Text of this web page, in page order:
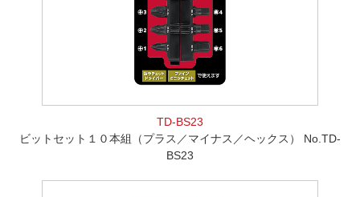
TD-BS23
ビットセット１０本組（プラス／マイナス／ヘックス） No.TD-
BS23